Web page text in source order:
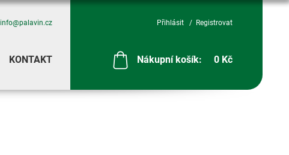
info@palavin.cz
KONTAKT
Přihlásit Registrovat
Nákupní košík: 0 Kč